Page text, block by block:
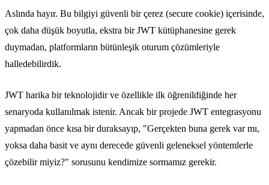
Aslında hayır. Bu bilgiyi güvenli bir çerez (secure cookie) içerisinde,
çok daha düşük boyutla, ekstra bir JWT kütüphanesine gerek
duymadan, platformların bütünleşik oturum çözümleriyle
halledebilirdik.
JWT harika bir teknolojidir ve özellikle ilk öğrenildiğinde her
senaryoda kullanılmak istenir. Ancak bir projede JWT entegrasyonu
yapmadan önce kısa bir duraksayıp, "Gerçekten buna gerek var mı,
yoksa daha basit ve aynı derecede güvenli geleneksel yöntemlerle
çözebilir miyiz?" sorusunu kendimize sormamız gerekir.